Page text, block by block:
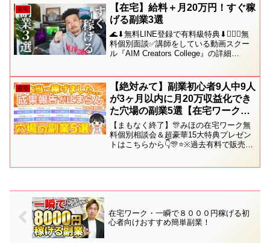
在宅
【在宅】給料＋月20万円！すぐ稼
げる副業3選
🌊⬇︎無料LINE登録で有料級特典⬇︎🏄‍♂️✅無
料個別面談✅講師をしている動画スクー
ル『AIM Creators College』の詳細
ます！【「アプリで開く」...
在宅
【絶対みて】副業初心者9人中9人
が3ヶ月以内に月20万収益化でき
た穴場の副業5選【在宅ワーク始
め方🔰】
【まもなく終了】🎊みほの在宅ワーク無
料個別相談会＆超豪華15大特典プレゼン
トはこちらから👇🎊⭐️※過去有料で販売し
在宅ワーク・一瞬で８０００円稼げる初
心者向けおすすめ簡単副業！